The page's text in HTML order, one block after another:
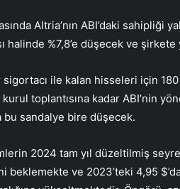
Altria’nın ABI’daki sahipliği
halinde %7,8’e düşecek ve
ile kalan hisseleri için
kurul toplantısına kadar ABI’nin
bu sandalye bire düşecek.
2024 tam yıl düzeltilmiş
beklemekte ve 2023’teki 4,95